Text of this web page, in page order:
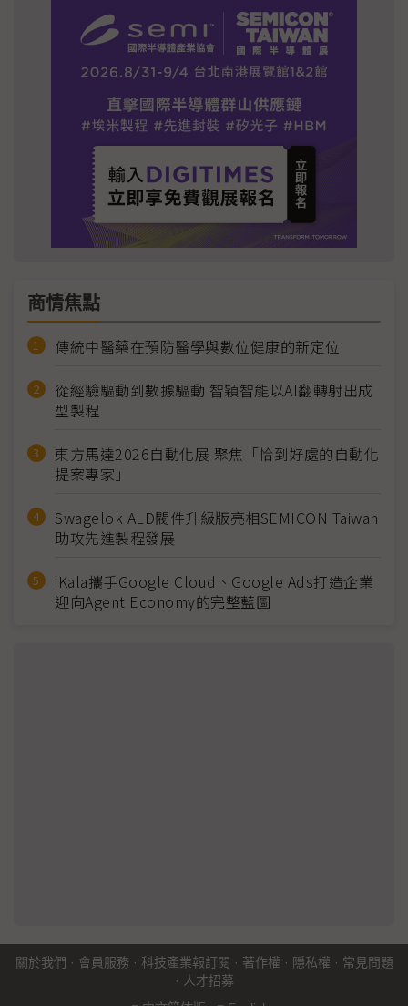
商情焦點
傳統中醫藥在預防醫學與數位健康的新定位
從經驗驅動到數據驅動 智穎智能以AI翻轉射出成
型製程
東方馬達2026自動化展 聚焦「恰到好處的自動化
提案專家」
Swagelok ALD閥件升級版亮相SEMICON Taiwan
助攻先進製程發展
iKala攜手Google Cloud、Google Ads打造企業
迎向Agent Economy的完整藍圖
關於我們 · 會員服務 · 科技產業報訂閱 · 著作權 · 隱私權 · 常見問題
· 人才招募